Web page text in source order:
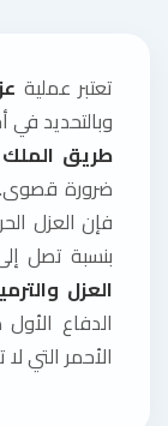
تعتبر عملية
وبالتحديد في
طريق الملك
ضرورة قصوى.
فإن العزل
بنسبة تصل إلى 40%. نحن في
العزل
الدفاع
الأحمر التي لا